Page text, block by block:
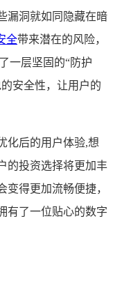
漏洞就如同隐藏在暗
全带来潜在的风险，
一层坚固的“防护
安全性，让用户的
化后的用户体验,想
的投资选择将更加丰
得更加流畅便捷，
有了一位贴心的数字